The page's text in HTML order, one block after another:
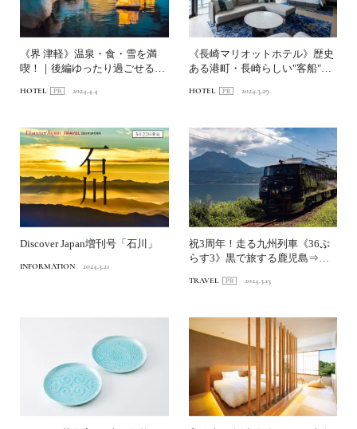
《界 津軽》温泉・食・雪を満
喫！｜後編ゆったり過ごせる津
HOTEL 2024.4.4
《長崎マリオットホテル》歴史
ある港町・長崎らしい"客船"を
HOTEL 2024.3.29
Discover Japan増刊号「石川」
INFORMATION 2024.3.21
祝3周年！走る九州列車《36ぷ
らす3》黒で旅する鹿児島⇒宮
TRAVEL 2024.3.15